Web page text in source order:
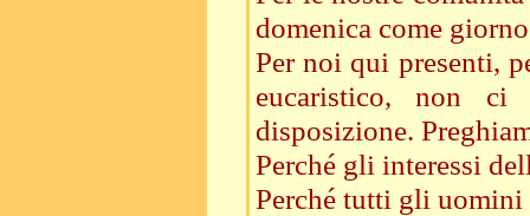
domenica come
Per noi qui presenti,
eucaristico, non ci
disposizione.
Perché gli interessi
Perché tutti gli